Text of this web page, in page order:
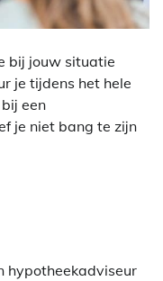
bij jouw situatie
je tijdens het hele
een
je niet bang te zijn
hypotheekadviseur